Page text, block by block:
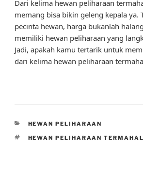
Dari kelima hewan peliharaan
memang bisa bikin geleng kepala ya.
pecinta hewan, harga bukanlah
memiliki hewan peliharaan yang
Jadi, apakah kamu tertarik untuk
dari kelima hewan peliharaan
CATEGORIES
HEWAN PELIHARAAN
TAGS
HEWAN PELIHARAAN TERMAHAL